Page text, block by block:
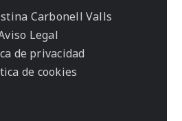
Carbonell Valls
Legal
de privacidad
de cookies